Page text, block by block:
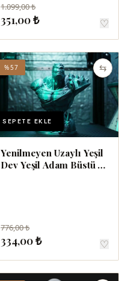
1.099,00 ₺
351,00 ₺ ♡
⇆
%57
SEPETE EKLE
Yenilmeyen Uzaylı Yeşil
Dev Yeşil Adam Büstü 15
776,00 ₺
334,00 ₺ ♡